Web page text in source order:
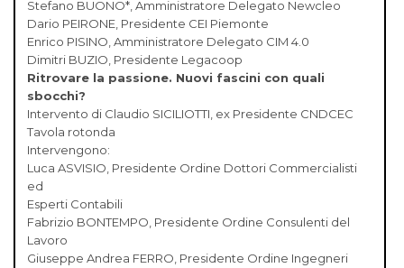
Stefano BUONO*, Amministratore Delegato Newcleo
Dario PEIRONE, Presidente CEI Piemonte
Enrico PISINO, Amministratore Delegato CIM 4.0
Dimitri BUZIO, Presidente Legacoop
Ritrovare la passione. Nuovi fascini con quali
sbocchi?
Intervento di Claudio SICILIOTTI, ex Presidente CNDCEC
Tavola rotonda
Intervengono:
Luca ASVISIO, Presidente Ordine Dottori Commercialisti
ed
Esperti Contabili
Fabrizio BONTEMPO, Presidente Ordine Consulenti del
Lavoro
Giuseppe Andrea FERRO, Presidente Ordine Ingegneri